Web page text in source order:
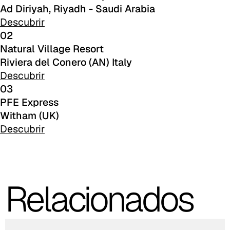
C 48F
C 49F
C 50F
C 51F
C 52F
C 53F
C 31C
Ad Diriyah, Riyadh - Saudi Arabia
Descubrir
02
Natural Village Resort
Riviera del Conero (AN) Italy
Descubrir
03
PFE Express
Witham (UK)
Descubrir
Relacionados